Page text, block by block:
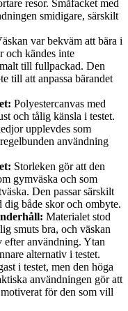
resor. Småfacket med
smidigare, särskilt
var bekväm att bära i
och kändes inte
till fullpackad. Den
till att anpassa bärandet
Polyestercanvas med
och tålig känsla i testet.
upplevdes som
användning
Storleken gör att den
gymväska och som
Den passar särskilt
både skor och ombyte.
Materialet stod
smuts bra, och väskan
efter användning. Ytan
alternativ i testet.
i testet, men den höga
användningen gör att
för den som vill